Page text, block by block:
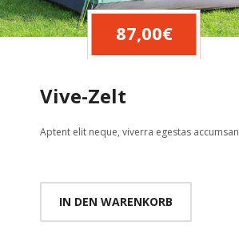
Vive-Zelt
87,00€
Aptent elit neque, viverra egestas accumsan
IN DEN WARENKORB